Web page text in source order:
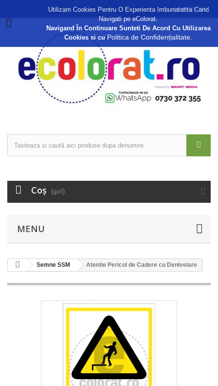
Autentificare
Coş (gol)
MENU
Semne SSM Atentie Pericol de Cadere cu Denivelare
Utilizam Cookies Pentru O Experienta Imbunatatita Cand
Navigati pe eColorat.
Navigand În Continuare Sunteti De Acord Cu Utilizarea
Cookies si cu Politica de Confidențialitate.